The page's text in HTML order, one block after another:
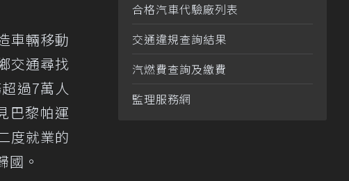
車輛移動
交通尋找
過7萬人
巴黎帕運
度就業的
國。
合格汽車代驗廠列表
交通違規查詢結果
汽燃費查詢及繳費
監理服務網